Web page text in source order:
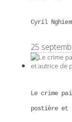
Cyril
25
Le crime
postière et